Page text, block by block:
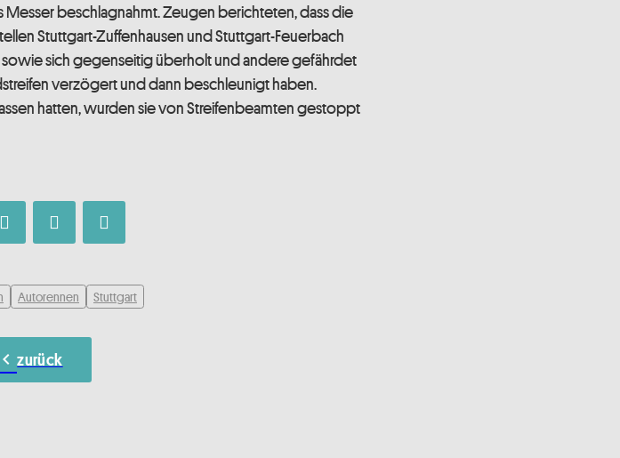
beschlagnahmt. Zeugen berichteten, dass die
Stuttgart-Zuffenhausen und Stuttgart-Feuerbach
sich gegenseitig überholt und andere gefährdet
verzögert und dann beschleunigt haben.
hatten, wurden sie von Streifenbeamten gestoppt
Autorennen Stuttgart
chevron_leftzurück